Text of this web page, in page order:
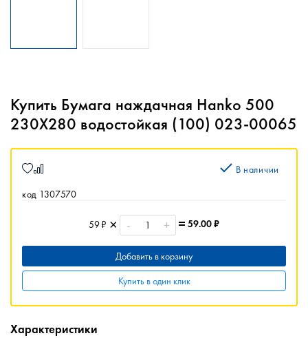
Купить Бумага наждачная Hanko 500
230X280 водостойкая (100) 023-00065
код 1307570
В наличии
59 ₽ - + 59.00₽
Добавить в корзину
Купить в один клик
Характеристики